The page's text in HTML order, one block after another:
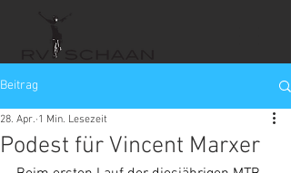
Beitrag
Podest für Vincent Marxer
28. Apr. 1 Min. Lesezeit